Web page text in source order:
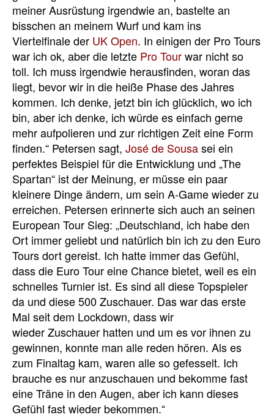
meiner Ausrüstung irgendwie an, bastelte an
bisschen an meinem Wurf und kam ins
Viertelfinale der UK Open. In einigen der Pro Tours
war ich ok, aber die letzte Pro Tourwar nicht so
toll. Ich muss irgendwie herausfinden, woran das
liegt, bevor wir in die heiße Phase des Jahres
kommen. Ich denke, jetzt bin ich glücklich, wo ich
bin, aber ich denke, ich würde es einfach gerne
mehr aufpolieren und zur richtigen Zeit eine Form
finden.“ Petersen sagt, José de Sousasei ein
perfektes Beispiel für die Entwicklung und „The
Spartan“ ist der Meinung, er müsse ein paar
kleinere Dinge ändern, um sein A-Game wieder zu
erreichen. Petersen erinnerte sich auch an seinen
European Tour Sieg: „Deutschland, ich habe den
Ort immer geliebt und natürlich bin ich zu den Euro
Tours dort gereist. Ich hatte immer das Gefühl,
dass die Euro Tour eine Chance bietet, weil es ein
schnelles Turnier ist. Es sind all diese Topspieler
da und diese 500 Zuschauer. Das war das erste
Mal seit dem Lockdown, dass wir
wieder Zuschauer hatten und um es vor ihnen zu
gewinnen, konnte man alle reden hören. Als es
zum Finaltag kam, waren alle so gefesselt. Ich
brauche es nur anzuschauen und bekomme fast
eine Träne in den Augen, aber ich kann dieses
Gefühl fast wieder bekommen.“